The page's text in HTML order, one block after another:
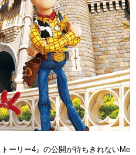
ーリー4』の公開が待ちきれないMe